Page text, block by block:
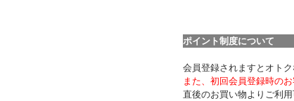
ポイント制度について
会員登録されますとオトク
また、初回会員登録時の
直後のお買い物よりご利用